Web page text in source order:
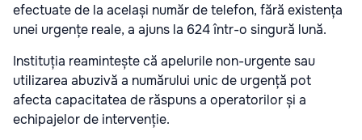
efectuate de la același număr de telefon, fără existența
unei urgențe reale, a ajuns la 624 într-o singură lună.
Instituția reamintește că apelurile non-urgente sau
utilizarea abuzivă a numărului unic de urgență pot
afecta capacitatea de răspuns a operatorilor și a
echipajelor de intervenție.